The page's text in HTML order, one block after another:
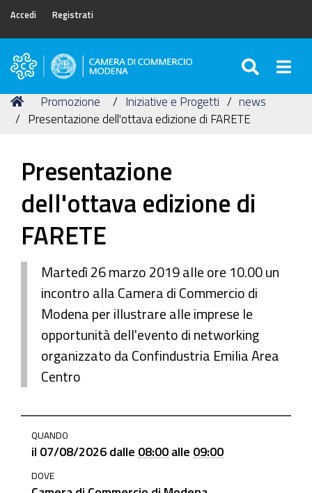
Accedi Registrati
Camera
Commercio
di
Tu
sei
Home
Promozione Iniziative e Progetti
news
Presentazione dell'ottava edizione di FARETE
Presentazione
dell'ottava edizione di
FARETE
Martedì 26 marzo 2019 alle ore 10.00 un
incontro alla Camera di Commercio di
Modena per illustrare alle imprese le
opportunità dell'evento di networking
organizzato da Confindustria Emilia Area
Centro
progetti/news/presentazione-
dellottava-
QUANDO
il 07/08/2026 dalle 08:00 alle 09:00
DOVE